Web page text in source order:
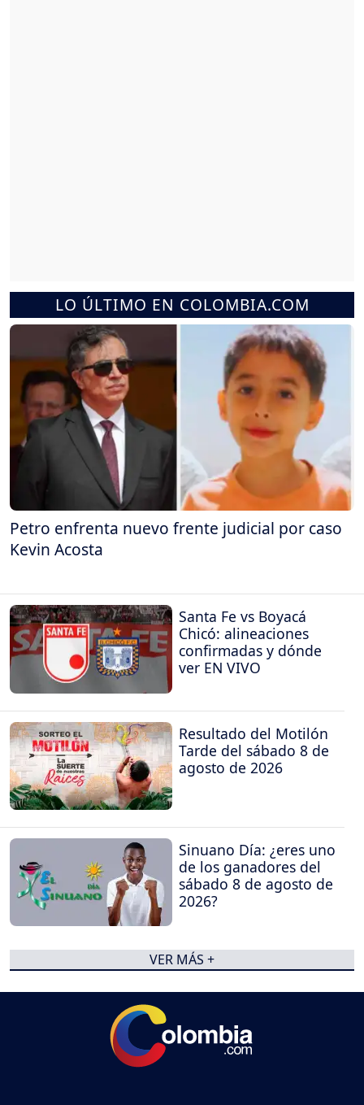
LO ÚLTIMO EN COLOMBIA.COM
Petro enfrenta nuevo frente judicial por caso
Kevin Acosta
Santa Fe vs Boyacá
Chicó: alineaciones
confirmadas y dónde
ver EN VIVO
Resultado del Motilón
Tarde del sábado 8 de
agosto de 2026
Sinuano Día: ¿eres uno
de los ganadores del
sábado 8 de agosto de
2026?
VER MÁS +